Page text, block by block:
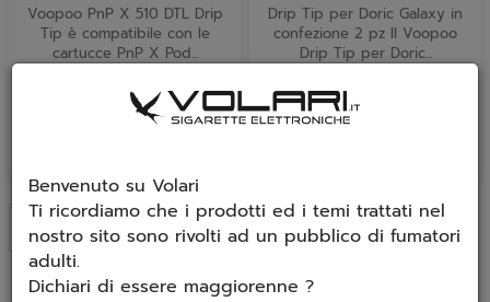
Voopoo PnP X 510 DTL Drip
Tip è compatibile con le
cartucce PnP X Pod...
€ 3,50
Drip Tip per Doric Galaxy in
confezione 2 pz Il Voopoo
Drip Tip per Doric...
€ 2,90
Ultimi arrivi
Benvenuto su Volari
Ti ricordiamo che i prodotti ed i temi trattati nel
nostro sito sono rivolti ad un pubblico di fumatori
adulti.
Dichiari di essere maggiorenne ?